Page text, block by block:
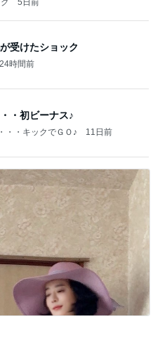
5日前
受けたショック
24時間前
・初ビーナス♪
・・キックでＧＯ♪ 11日前